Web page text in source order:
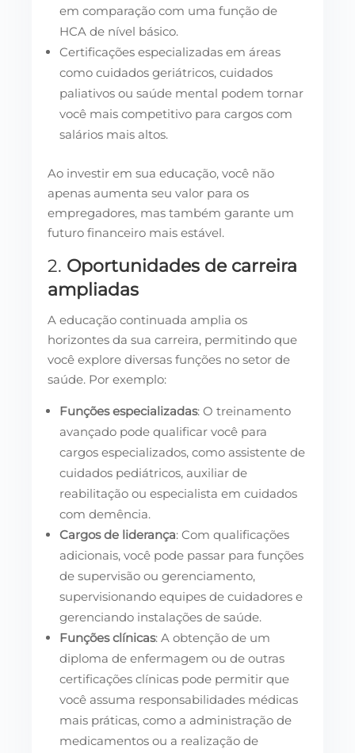
em comparação com uma função de
HCA de nível básico.
Certificações especializadas em áreas
como cuidados geriátricos, cuidados
paliativos ou saúde mental podem tornar
você mais competitivo para cargos com
salários mais altos.
Ao investir em sua educação, você não
apenas aumenta seu valor para os
empregadores, mas também garante um
futuro financeiro mais estável.
2. Oportunidades de carreira
ampliadas
A educação continuada amplia os
horizontes da sua carreira, permitindo que
você explore diversas funções no setor de
saúde. Por exemplo:
Funções especializadas: O treinamento
avançado pode qualificar você para
cargos especializados, como assistente de
cuidados pediátricos, auxiliar de
reabilitação ou especialista em cuidados
com demência.
Cargos de liderança: Com qualificações
adicionais, você pode passar para funções
de supervisão ou gerenciamento,
supervisionando equipes de cuidadores e
gerenciando instalações de saúde.
Funções clínicas: A obtenção de um
diploma de enfermagem ou de outras
certificações clínicas pode permitir que
você assuma responsabilidades médicas
mais práticas, como a administração de
medicamentos ou a realização de